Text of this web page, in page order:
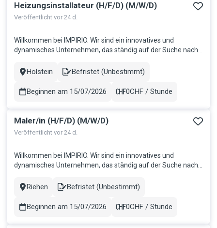
Heizungsinstallateur (H/F/D) (M/W/D)
Veröffentlicht vor 24 d.
Willkommen bei IMPIRIO. Wir sind ein innovatives und
dynamisches Unternehmen, das ständig auf der Suche nach
Teams unserer Kunden verstärken möchten. Wir glauben
bieten ihne...
Stadt
Hölstein
Contract
Befristet (Unbestimmt)
Beginnen am 15/07/2026
Gehalt
0CHF / Stunde
Maler/in (H/F/D) (M/W/D)
Veröffentlicht vor 24 d.
Willkommen bei IMPIRIO. Wir sind ein innovatives und
dynamisches Unternehmen, das ständig auf der Suche nach
Teams unserer Kunden verstärken möchten. Wir glauben
bieten ihne...
Stadt
Riehen
Contract
Befristet (Unbestimmt)
Beginnen am 15/07/2026
Gehalt
0CHF / Stunde